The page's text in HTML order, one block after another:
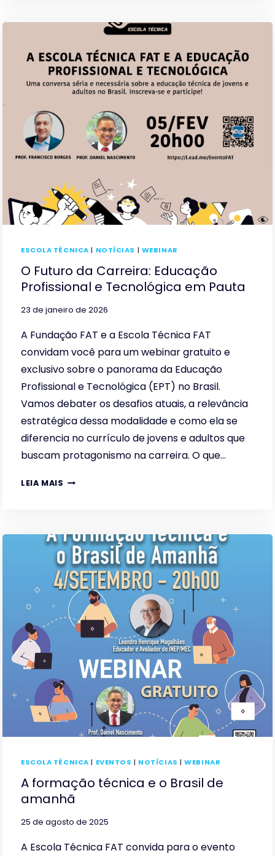
NÚMEROS
CENSO
DA
EDUCAÇÃO
EDUCAÇÃO
PROFISSIONAL
ESCOLA TÉCNICA | NOTÍCIAS | WEBINAR
O Futuro da Carreira: Educação
Profissional e Tecnológica em Pauta
23 de janeiro de 2026
A Fundação FAT e a Escola Técnica FAT
convidam você para um webinar gratuito e
exclusivo sobre o panorama da Educação
Profissional e Tecnológica (EPT) no Brasil.
Vamos debater os desafios atuais, a relevância
estratégica dessa modalidade e como ela se
diferencia no currículo de jovens e adultos que
buscam protagonismo na carreira. O que…
LEIA MAIS O
EDUCAÇÃO
PROFISSIONAL
E
TECNOLÓGICA
EM
PAUTA
ESCOLA TÉCNICA | EVENTOS | NOTÍCIAS |WEBINAR
A formação técnica e o Brasil de
amanhã
25 de agosto de 2025
A Escola Técnica FAT convida para o evento